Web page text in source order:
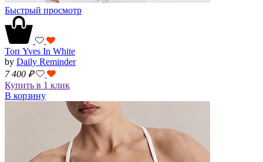
Быстрый просмотр
Топ Yves In White
by Daily Reminder
7 400 ₽
Купить в 1 клик
В корзину